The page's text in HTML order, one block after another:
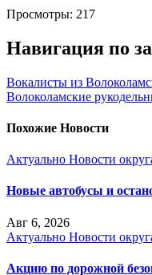
Просмотры: 217
Навигация по
Вокалисты из
Волоколамские
Похожие Новости
Актуально Новости
Новые автобусы и
Авг 6, 2026
Актуально Новости
Акцию по дорожной